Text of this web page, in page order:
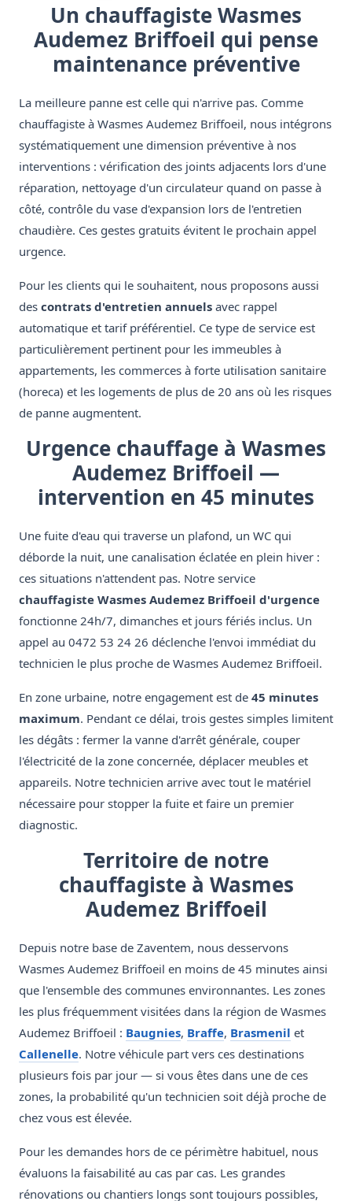
Un chauffagiste Wasmes
Audemez Briffoeil qui pense
maintenance préventive
La meilleure panne est celle qui n'arrive pas. Comme
chauffagiste à Wasmes Audemez Briffoeil, nous intégrons
systématiquement une dimension préventive à nos
interventions : vérification des joints adjacents lors d'une
réparation, nettoyage d'un circulateur quand on passe à
côté, contrôle du vase d'expansion lors de l'entretien
chaudière. Ces gestes gratuits évitent le prochain appel
urgence.
Pour les clients qui le souhaitent, nous proposons aussi
des contrats d'entretien annuels avec rappel
automatique et tarif préférentiel. Ce type de service est
particulièrement pertinent pour les immeubles à
appartements, les commerces à forte utilisation sanitaire
(horeca) et les logements de plus de 20 ans où les risques
de panne augmentent.
Urgence chauffage à Wasmes
Audemez Briffoeil —
intervention en 45 minutes
Une fuite d'eau qui traverse un plafond, un WC qui
déborde la nuit, une canalisation éclatée en plein hiver :
ces situations n'attendent pas. Notre service
chauffagiste Wasmes Audemez Briffoeil d'urgence
fonctionne 24h/7, dimanches et jours fériés inclus. Un
appel au 0472 53 24 26 déclenche l'envoi immédiat du
technicien le plus proche de Wasmes Audemez Briffoeil.
En zone urbaine, notre engagement est de 45 minutes
maximum. Pendant ce délai, trois gestes simples limitent
les dégâts : fermer la vanne d'arrêt générale, couper
l'électricité de la zone concernée, déplacer meubles et
appareils. Notre technicien arrive avec tout le matériel
nécessaire pour stopper la fuite et faire un premier
diagnostic.
Territoire de notre
chauffagiste à Wasmes
Audemez Briffoeil
Depuis notre base de Zaventem, nous desservons
Wasmes Audemez Briffoeil en moins de 45 minutes ainsi
que l'ensemble des communes environnantes. Les zones
les plus fréquemment visitées dans la région de Wasmes
Audemez Briffoeil : Baugnies, Braffe, Brasmenil et
Callenelle. Notre véhicule part vers ces destinations
plusieurs fois par jour — si vous êtes dans une de ces
zones, la probabilité qu'un technicien soit déjà proche de
chez vous est élevée.
Pour les demandes hors de ce périmètre habituel, nous
évaluons la faisabilité au cas par cas. Les grandes
rénovations ou chantiers longs sont toujours possibles,